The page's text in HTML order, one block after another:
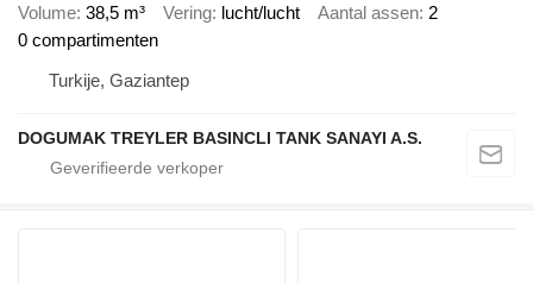
Volume 38,5 m³ Vering lucht/lucht Aantal assen 2
0 compartimenten
Turkije, Gaziantep
DOGUMAK TREYLER BASINCLI TANK SANAYI A.S.